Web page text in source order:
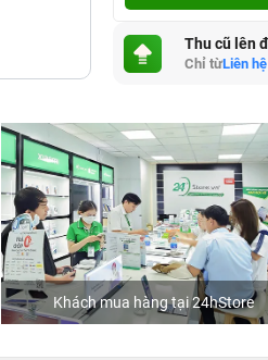
Thu cũ lên
Chỉ từLiên hệ
Khách mua hàng tại 24hStore